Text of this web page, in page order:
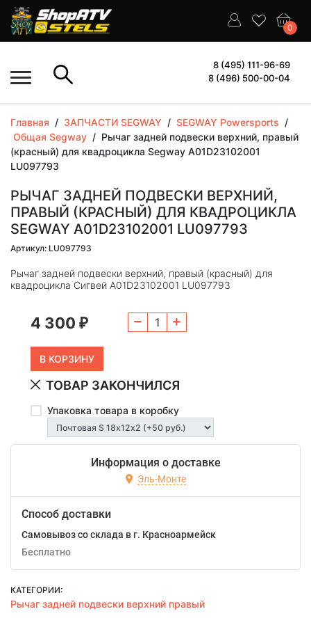
0
8 (495) 111-96-69
8 (496) 500-00-04
Главная / ЗАПЧАСТИ SEGWAY / SEGWAY Powersports /
Общая Segway / Рычаг задней подвески верхний, правый
(красный) для квадроцикла Segway A01D23102001
LU097793
РЫЧАГ ЗАДНЕЙ ПОДВЕСКИ ВЕРХНИЙ,
ПРАВЫЙ (КРАСНЫЙ) ДЛЯ КВАДРОЦИКЛА
SEGWAY A01D23102001 LU097793
Артикул: LU097793
Рычаг задней подвески верхний, правый (красный) для
квадроцикла Сигвей A01D23102001 LU097793
4 300 ₽
ТОВАР ЗАКОНЧИЛСЯ
Упаковка товара в коробку
Информация о доставке
Эль-Монте
Способ доставки
Самовывоз со склада в г. Красноармейск
Бесплатно
КАТЕГОРИИ:
Рычаг задней подвески верхний правый